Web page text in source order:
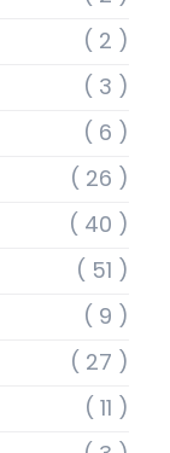
( 2 )
( 3 )
( 6 )
( 26 )
( 40 )
( 51 )
( 9 )
( 27 )
( 11 )